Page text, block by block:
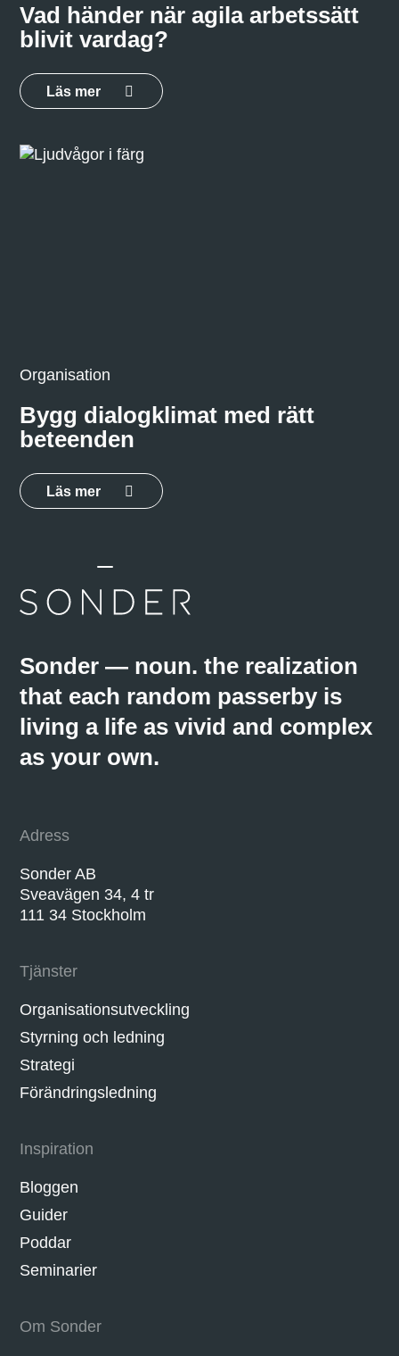
Vad händer när agila arbetssätt
blivit vardag?
Läs mer
Organisation
Bygg dialogklimat med rätt
beteenden
Läs mer
Sonder — noun. the realization
that each random passerby is
living a life as vivid and complex
as your own.
Adress
Sonder AB
Sveavägen 34, 4 tr
111 34 Stockholm
Tjänster
Organisationsutveckling
Styrning och ledning
Strategi
Förändringsledning
Inspiration
Bloggen
Guider
Poddar
Seminarier
Om Sonder